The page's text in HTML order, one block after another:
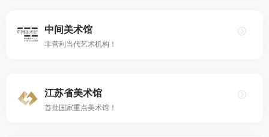
中间美术馆
非营利当代艺术机构！
江苏省美术馆
首批国家重点美术馆！